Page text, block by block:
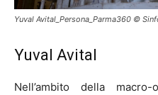
Yuval Avital_Persona_Parma360 ©
Yuval Avital
Nell’ambito della macro-